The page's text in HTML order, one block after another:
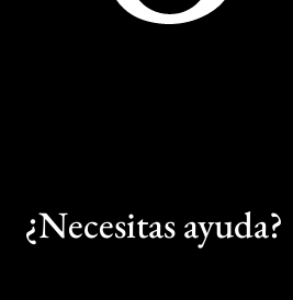
¿Necesitas ayuda?